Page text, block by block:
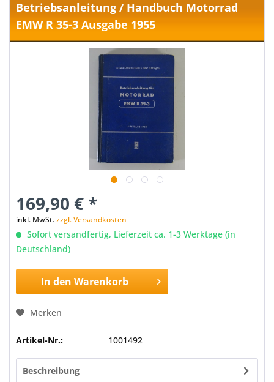
Betriebsanleitung / Handbuch Motorrad
EMW R 35-3 Ausgabe 1955
169,90 € *
inkl. MwSt.zzgl. Versandkosten
Sofort versandfertig, Lieferzeit ca. 1-3 Werktage (in
Deutschland)
In den Warenkorb
Merken
Artikel-Nr.: 1001492
Beschreibung